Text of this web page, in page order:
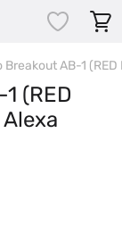
AB-1 (RED
(RED